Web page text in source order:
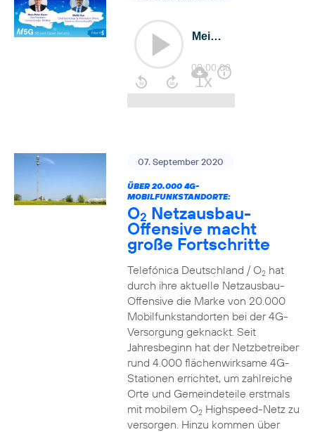
07. September 2020
ÜBER 20.000 4G-
MOBILFUNKSTANDORTE:
O2 Netzausbau-
Offensive macht
große Fortschritte
Telefónica Deutschland / O2hat
durch ihre aktuelle Netzausbau-
Offensive die Marke von 20.000
Mobilfunkstandorten bei der 4G-
Versorgung geknackt. Seit
Jahresbeginn hat der Netzbetreiber
rund 4.000 flächenwirksame 4G-
Stationen errichtet, um zahlreiche
Orte und Gemeindeteile erstmals
mit mobilem O2Highspeed-Netz zu
versorgen. Hinzu kommen über